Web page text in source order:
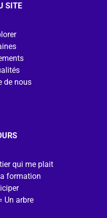
SITE
de nous
qui me plait
formation
Un arbre